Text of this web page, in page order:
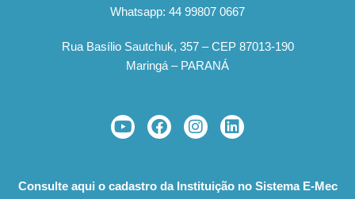
Whatsapp: 44 99807 0667
Rua Basílio Sautchuk, 357 – CEP 87013-190
Maringá – PARANÁ
Consulte aqui o cadastro da Instituição no Sistema E-Mec